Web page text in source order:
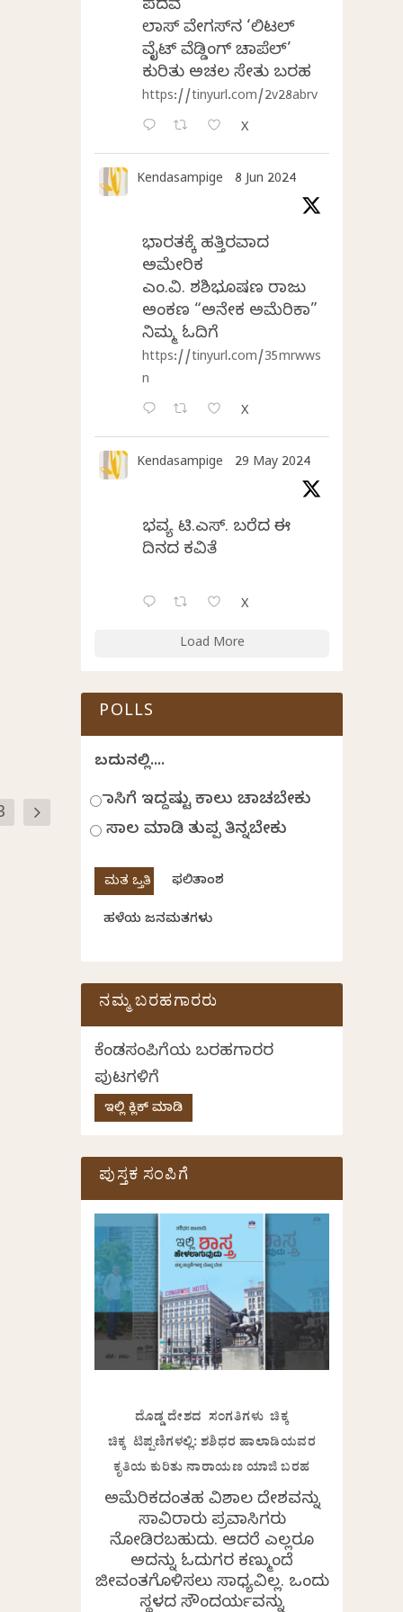
ಪದವೆ
ಲಾಸ್‌ ವೇಗಸ್‌ನ ‘ಲಿಟಲ್
ವೈಟ್ ವೆಡ್ಡಿಂಗ್ ಚಾಪೆಲ್’
ಕುರಿತು ಅಚಲ ಸೇತು ಬರಹ
https://tinyurl.com/2v28abrv
X
Kendasampige 8 Jun 2024
ಭಾರತಕ್ಕೆ ಹತ್ತಿರವಾದ
ಅಮೇರಿಕ
ಎಂ.ವಿ. ಶಶಿಭೂಷಣ ರಾಜು
ಅಂಕಣ “ಅನೇಕ ಅಮೆರಿಕಾ”
ನಿಮ್ಮ ಓದಿಗೆ
https://tinyurl.com/35mrwws
n
X
Kendasampige 29 May 2024
ಭವ್ಯ ಟಿ.ಎಸ್. ಬರೆದ ಈ
ದಿನದ ಕವಿತೆ
X
Load More
POLLS
ಬದುಕಿನಲ್ಲಿ....
ಹಾಸಿಗೆ ಇದ್ದಷ್ಟು ಕಾಲು ಚಾಚಬೇಕು
ಸಾಲ ಮಾಡಿ ತುಪ್ಪ ತಿನ್ನಬೇಕು
ಫಲಿತಾಂಶ
ಹಳೆಯ ಜನಮತಗಳು
ನಮ್ಮ ಬರಹಗಾರರು
ಕೆಂಡಸಂಪಿಗೆಯ ಬರಹಗಾರರ
ಪುಟಗಳಿಗೆ
ಇಲ್ಲಿ ಕ್ಲಿಕ್ ಮಾಡಿ
ಪುಸ್ತಕ ಸಂಪಿಗೆ
ದೊಡ್ಡ ದೇಶದ ಸಂಗತಿಗಳು ಚಿಕ್ಕ
ಚಿಕ್ಕ ಟಿಪ್ಪಣಿಗಳಲ್ಲಿ: ಶಶಿಧರ ಹಾಲಾಡಿಯವರ
ಕೃತಿಯ ಕುರಿತು ನಾರಾಯಣ ಯಾಜಿ ಬರಹ
ಅಮೆರಿಕದಂತಹ ವಿಶಾಲ ದೇಶವನ್ನು
ಸಾವಿರಾರು ಪ್ರವಾಸಿಗರು
ನೋಡಿರಬಹುದು. ಆದರೆ ಎಲ್ಲರೂ
ಅದನ್ನು ಓದುಗರ ಕಣ್ಮುಂದೆ
ಜೀವಂತಗೊಳಿಸಲು ಸಾಧ್ಯವಿಲ್ಲ. ಒಂದು
ಸ್ಥಳದ ಸೌಂದರ್ಯವನ್ನು